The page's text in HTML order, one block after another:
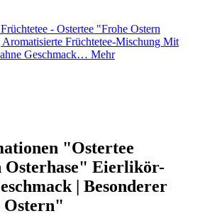
Früchtetee - Ostertee "Frohe Ostern
Aromatisierte Früchtetee-Mischung Mit
Geschmack… Mehr
"Ostertee
Osterhase" Eierlikör-
| Besonderer
Ostern"